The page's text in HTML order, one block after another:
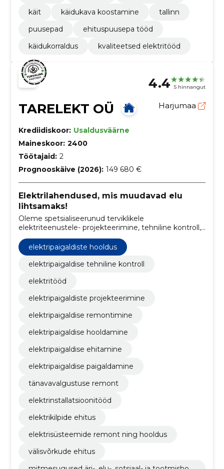
käit
käidukava koostamine
tallinn
puusepad
ehituspuusepa tööd
käidukorraldus
kvaliteetsed elektritööd
4.4 5 hinnangut
TARELEKT OÜ Harjumaa
Krediidiskoor: Usaldusväärne
Maineskoor: 2400
Töötajaid: 2
Prognooskäive (2026): 149 680 €
Elektrilahendused, mis muudavad elu
lihtsamaks!
Oleme spetsialiseerunud terviklikele
elektriteenustele- projekteerimine, tehniline kontroll,
elektripaigaldiste hooldus
elektripaigaldise tehniline kontroll
elektritööd
elektripaigaldiste projekteerimine
elektripaigaldise remontimine
elektripaigaldise hooldamine
elektripaigaldise ehitamine
elektripaigaldise paigaldamine
tänavavalgustuse remont
elektrinstallatsioonitööd
elektrikilpide ehitus
elektrisüsteemide remont ning hooldus
välisvõrkude ehitus